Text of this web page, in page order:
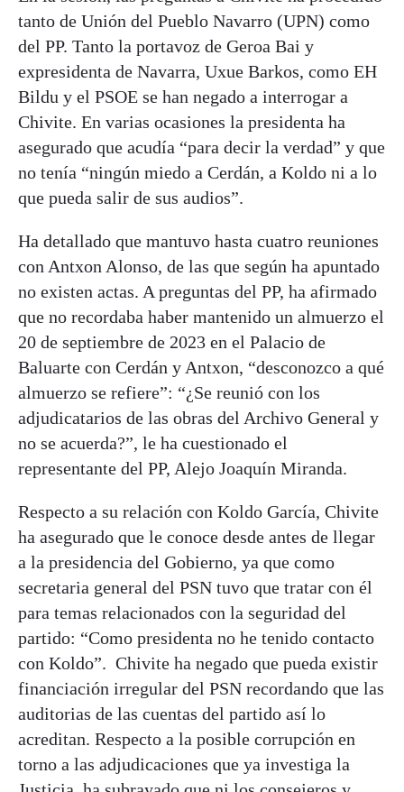
tanto de Unión del Pueblo Navarro (UPN) como
del PP. Tanto la portavoz de Geroa Bai y
expresidenta de Navarra, Uxue Barkos, como EH
Bildu y el PSOE se han negado a interrogar a
Chivite. En varias ocasiones la presidenta ha
asegurado que acudía “para decir la verdad” y que
no tenía “ningún miedo a Cerdán, a Koldo ni a lo
que pueda salir de sus audios”.
Ha detallado que mantuvo hasta cuatro reuniones
con Antxon Alonso, de las que según ha apuntado
no existen actas. A preguntas del PP, ha afirmado
que no recordaba haber mantenido un almuerzo el
20 de septiembre de 2023 en el Palacio de
Baluarte con Cerdán y Antxon, “desconozco a qué
almuerzo se refiere”: “¿Se reunió con los
adjudicatarios de las obras del Archivo General y
no se acuerda?”, le ha cuestionado el
representante del PP, Alejo Joaquín Miranda.
Respecto a su relación con Koldo García, Chivite
ha asegurado que le conoce desde antes de llegar
a la presidencia del Gobierno, ya que como
secretaria general del PSN tuvo que tratar con él
para temas relacionados con la seguridad del
partido: “Como presidenta no he tenido contacto
con Koldo”. Chivite ha negado que pueda existir
financiación irregular del PSN recordando que las
auditorias de las cuentas del partido así lo
acreditan. Respecto a la posible corrupción en
torno a las adjudicaciones que ya investiga la